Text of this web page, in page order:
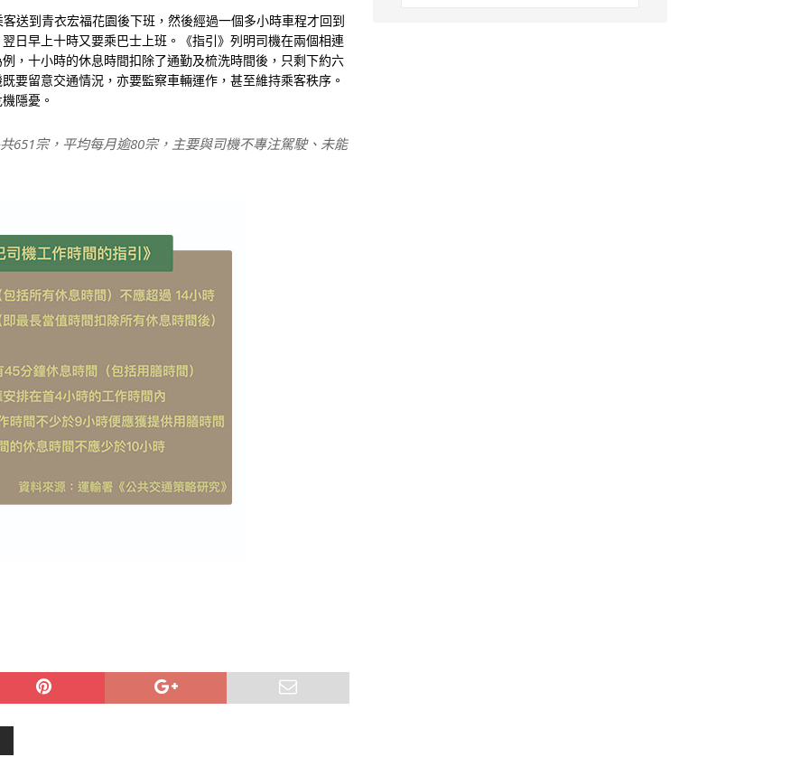
送到青衣宏福花園後下班，然後經過一個多小時車程才回到
日早上十時又要乘巴士上班。《指引》列明司機在兩個相連
，十小時的休息時間扣除了通勤及梳洗時間後，只剩下約六
要留意交通情況，亦要監察車輛運作，甚至維持乘客秩序。
隱憂。
651宗，平均每月逾80宗，主要與司機不專注駕駛、未能